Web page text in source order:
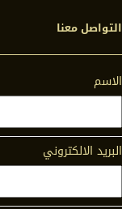
التواصل معنا
الاسم
البريد الالكتروني